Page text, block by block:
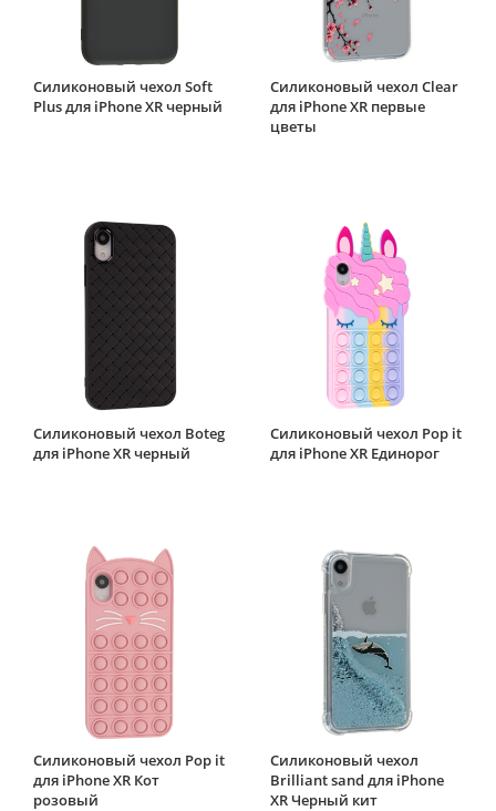
Силиконовый чехол Soft
Plus для iPhone XR черный
Силиконовый чехол Clear
для iPhone XR первые
цветы
Силиконовый чехол Boteg
для iPhone XR черный
Силиконовый чехол Pop it
для iPhone XR Единорог
Силиконовый чехол Pop it
для iPhone XR Кот
розовый
Силиконовый чехол
Brilliant sand для iPhone
XR Черный кит